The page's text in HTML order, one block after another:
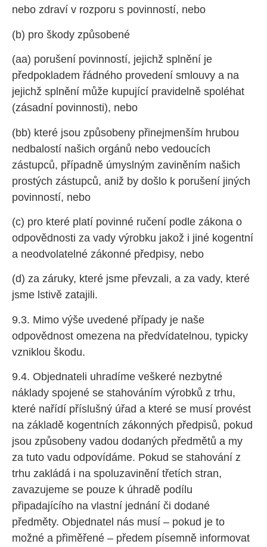
nebo zdraví v rozporu s povinností, nebo
(b) pro škody způsobené
(aa) porušení povinností, jejichž splnění je
předpokladem řádného provedení smlouvy a na
jejichž splnění může kupující pravidelně spoléhat
(zásadní povinnosti), nebo
(bb) které jsou způsobeny přinejmenším hrubou
nedbalostí našich orgánů nebo vedoucích
zástupců, případně úmyslným zaviněním našich
prostých zástupců, aniž by došlo k porušení jiných
povinností, nebo
(c) pro které platí povinné ručení podle zákona o
odpovědnosti za vady výrobku jakož i jiné kogentní
a neodvolatelné zákonné předpisy, nebo
(d) za záruky, které jsme převzali, a za vady, které
jsme lstivě zatajili.
9.3. Mimo výše uvedené případy je naše
odpovědnost omezena na předvídatelnou, typicky
vzniklou škodu.
9.4. Objednateli uhradíme veškeré nezbytné
náklady spojené se stahováním výrobků z trhu,
které nařídí příslušný úřad a které se musí provést
na základě kogentních zákonných předpisů, pokud
jsou způsobeny vadou dodaných předmětů a my
za tuto vadu odpovídáme. Pokud se stahování z
trhu zakládá i na spoluzavinění třetích stran,
zavazujeme se pouze k úhradě podílu
připadajícího na vlastní jednání či dodané
předměty. Objednatel nás musí – pokud je to
možné a přiměřené – předem písemně informovat